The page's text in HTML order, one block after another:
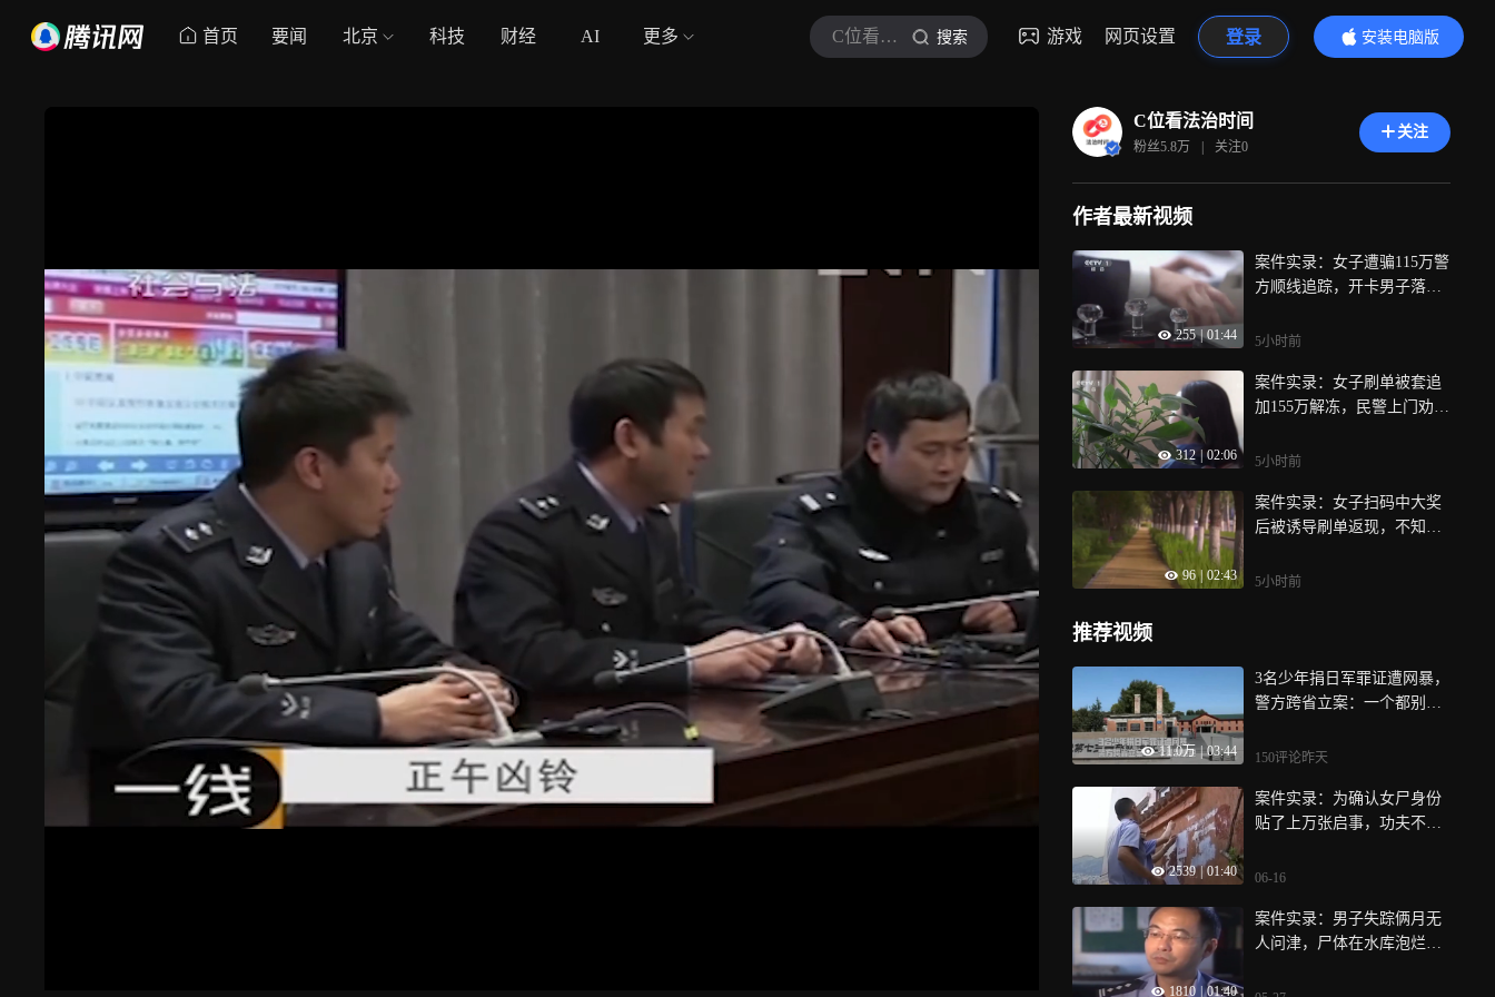
首页 要闻 北京 科技 财经 AI 更多 C位看法治时间 搜索 游戏 网页设置 登录
安装电脑版
内容更精彩
C位看法治时间
粉丝5.8万 | 关注0
关注
作者最新视频
255 | 01:44
案件实录：女子遭骗115万警
方顺线追踪，开卡男子落
5小时前
312 02:06
案件实录：女子刷单被套追
加155万解冻，民警上门劝
5小时前
96 02:43
案件实录：女子扫码中大奖
后被诱导刷单返现，不知不
5小时前
推荐视频
11.0万 | 03:44
3名少年捐日军罪证遭网暴，
警方跨省立案：一个都别想
150评论昨天
2539 01:40
案件实录：为确认女尸身份
贴了上万张启事，功夫不负
06-16
1810 01:40
案件实录：男子失踪俩月无
人问津，尸体在水库泡烂，